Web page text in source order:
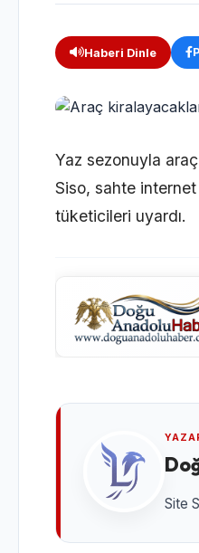
Haberi Dinle
Yaz sezonuyla
Siso, sahte internet
tüketicileri uyardı.
Site